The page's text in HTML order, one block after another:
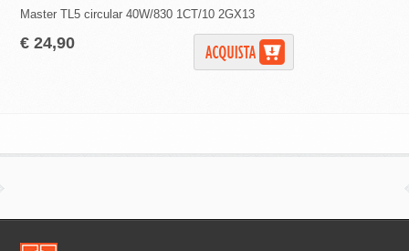
Master TL5 circular 40W/830 1CT/10 2GX13
€ 24,90